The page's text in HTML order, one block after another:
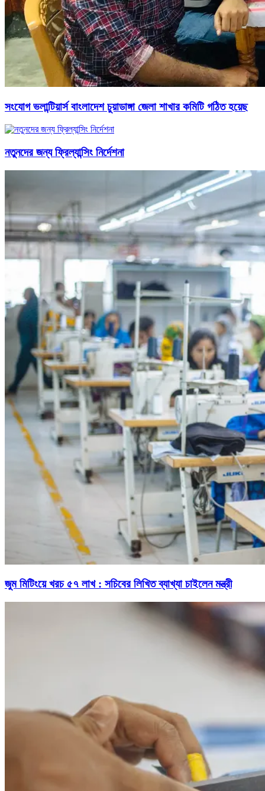
সংযোগ ভলান্টিয়ার্স বাংলাদেশ চুয়াডাঙ্গা জেলা শাখার কমিটি গঠিত হয়েছ
নতুনদের জন্য ফ্রিল্যান্সিং নির্দেশনা
জুম মিটিংয়ে খরচ ৫৭ লাখ : সচিবের লিখিত ব্যাখ্যা চাইলেন মন্ত্রী